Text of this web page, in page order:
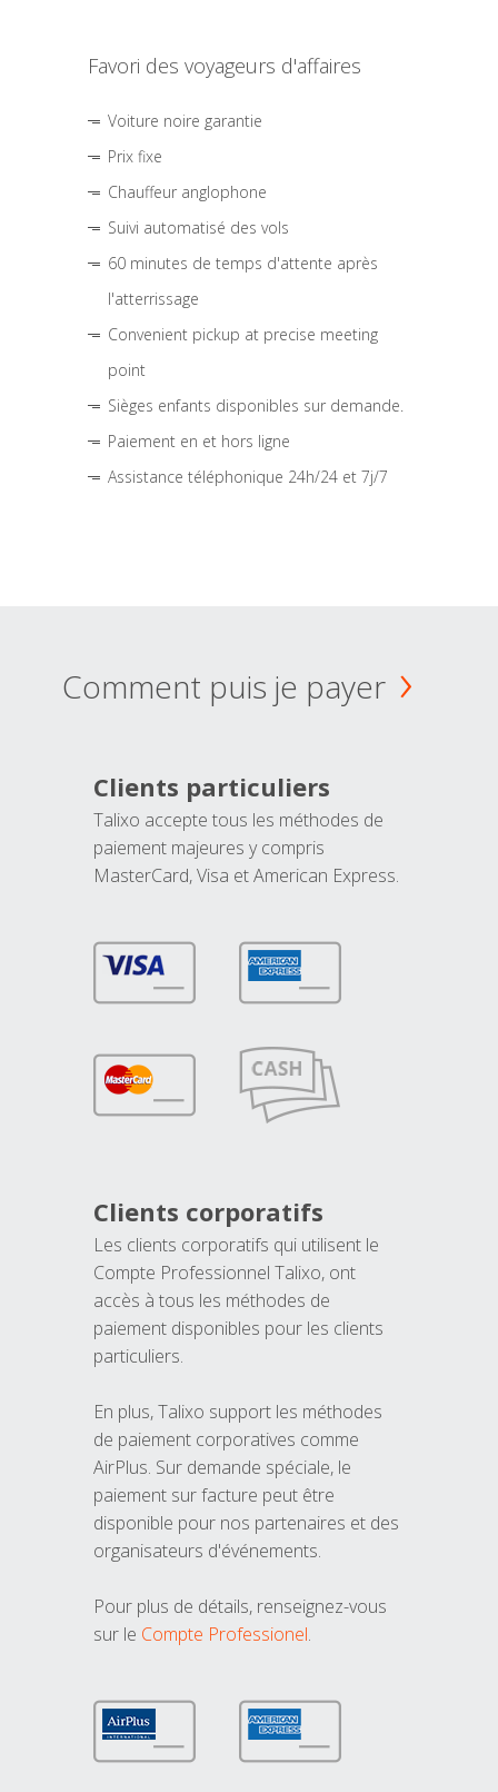
Favori des voyageurs d'affaires
Voiture noire garantie
Prix fixe
Chauffeur anglophone
Suivi automatisé des vols
60 minutes de temps d'attente après
l'atterrissage
Convenient pickup at precise meeting
point
Sièges enfants disponibles sur demande.
Paiement en et hors ligne
Assistance téléphonique 24h/24 et 7j/7
Comment puis je payer
Clients particuliers
Talixo accepte tous les méthodes de
paiement majeures y compris
MasterCard, Visa et American Express.
Clients corporatifs
Les clients corporatifs qui utilisent le
Compte Professionnel Talixo, ont
accès à tous les méthodes de
paiement disponibles pour les clients
particuliers.
En plus, Talixo support les méthodes
de paiement corporatives comme
AirPlus. Sur demande spéciale, le
paiement sur facture peut être
disponible pour nos partenaires et des
organisateurs d'événements.
Pour plus de détails, renseignez-vous
sur le Compte Professionel.